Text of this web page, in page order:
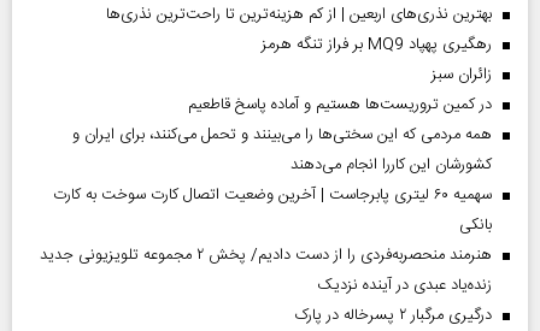
بهترین نذری‌های اربعین | از کم هزینه‌ترین تا راحت‌ترین نذری‌ها
رهگیری پهپاد MQ9 بر فراز تنگه هرمز
‌زائران سبز
در کمین تروریست‌ها هستیم و آماده پاسخ قاطعیم
همه مردمی که این سختی‌ها را می‌بینند و تحمل می‌کنند، برای ایران و
کشورشان این کاررا انجام می‌دهند
سهمیه ۶۰ لیتری پابرجاست | آخرین وضعیت اتصال کارت سوخت به کارت
بانکی
هنرمند منحصر‌به‌فردی را از دست دادیم/ پخش ۲ مجموعه تلویزیونی جدید
زنده‌یاد عبدی در آینده نزدیک
درگیری مرگبار ۲ پسرخاله در پارک